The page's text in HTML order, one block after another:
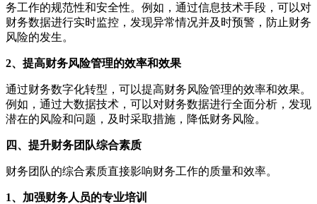
务工作的规范性和安全性。例如，通过信息技术手段，可以对
财务数据进行实时监控，发现异常情况并及时预警，防止财务
风险的发生。
2、提高财务风险管理的效率和效果
通过财务数字化转型，可以提高财务风险管理的效率和效果。
例如，通过大数据技术，可以对财务数据进行全面分析，发现
潜在的风险和问题，及时采取措施，降低财务风险。
四、提升财务团队综合素质
财务团队的综合素质直接影响财务工作的质量和效率。
1、加强财务人员的专业培训